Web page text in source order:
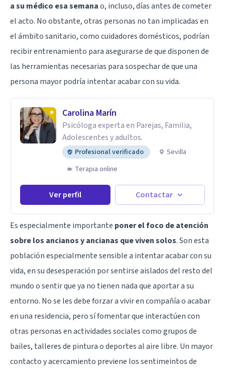
a su médico esa semanao, incluso, días antes de cometer
el acto. No obstante, otras personas no tan implicadas en
el ámbito sanitario, como cuidadores domésticos, podrían
recibir entrenamiento para asegurarse de que disponen de
las herramientas necesarias para sospechar de que una
persona mayor podría intentar acabar con su vida.
Carolina Marín
Psicóloga experta en Parejas, Familia,
Adolescentes y adultos.
Profesional verificado
Sevilla
Terapia online
Ver perfil Contactar
Es especialmente importante poner el foco de atención
sobre los ancianos y ancianas que viven solos. Son esta
población especialmente sensible a intentar acabar con su
vida, en su desesperación por sentirse aislados del resto del
mundo o sentir que ya no tienen nada que aportar a su
entorno. No se les debe forzar a vivir en compañía o acabar
en una residencia, pero sí fomentar que interactúen con
otras personas en actividades sociales como grupos de
bailes, talleres de pintura o deportes al aire libre. Un mayor
contacto y acercamiento previene los sentimeintos de